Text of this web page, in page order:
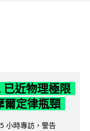
近物理極限
爾定律瓶頸
小時專訪，警告